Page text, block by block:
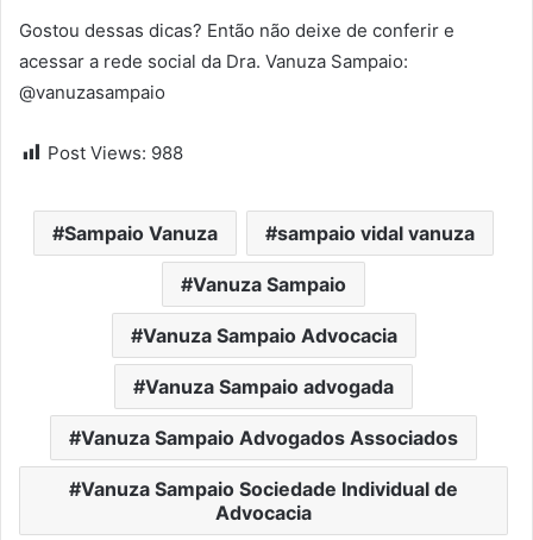
Gostou dessas dicas? Então não deixe de conferir e
acessar a rede social da Dra. Vanuza Sampaio:
@vanuzasampaio
Post Views: 988
Sampaio Vanuza sampaio vidal vanuza
Vanuza Sampaio
Vanuza Sampaio Advocacia
Vanuza Sampaio advogada
Vanuza Sampaio Advogados Associados
Vanuza Sampaio Sociedade Individual de
Advocacia